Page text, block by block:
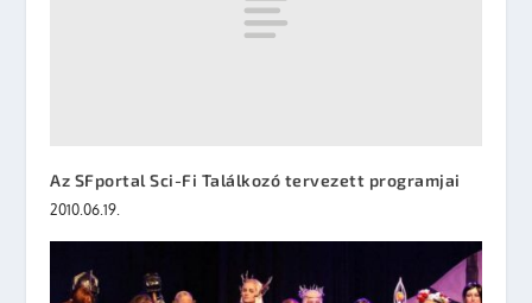
Az SFportal Sci-Fi Találkozó tervezett programjai
2010.06.19.